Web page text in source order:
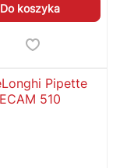
Do koszyka